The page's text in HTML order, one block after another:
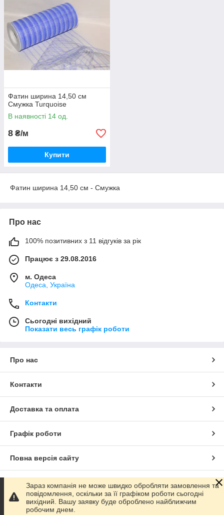
Фатин ширина 14,50 см
Смужка Turquoise
В наявності 14 од.
8 ₴/м
Купити
Фатин ширина 14,50 см - Смужка
Про нас
100% позитивних з 11 відгуків за рік
Працює з 29.08.2016
м. Одеса
Одеса, Україна
Контакти
Сьогодні вихідний
Показати весь графік роботи
Про нас
Контакти
Доставка та оплата
Графік роботи
Повна версія сайту
Сайт створено на маркетплейсі Prom.ua
Політика конфіденційності
Зараз компанія не може швидко обробляти замовлення та
повідомлення, оскільки за її графіком роботи сьогодні
вихідний. Вашу заявку буде оброблено найближчим
робочим днем.